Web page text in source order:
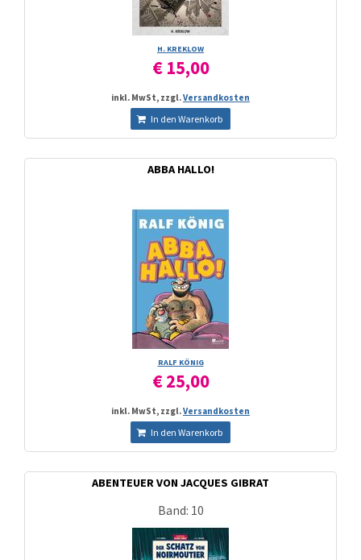
H. KREKLOW
€ 15,00
inkl. MwSt, zzgl.Versandkosten
In den Warenkorb
ABBA HALLO!
RALF KÖNIG
€ 25,00
inkl. MwSt, zzgl.Versandkosten
In den Warenkorb
ABENTEUER VON JACQUES GIBRAT
Band: 10